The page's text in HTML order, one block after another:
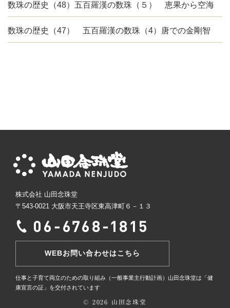
数珠の歴史（48）五百羅漢の数珠（５） 恵果から空海
数珠の歴史（47） 五百羅漢の数珠（4）唐での金剛智
株式会社 山田念珠堂
〒543-0021 大阪市天王寺区東高津町６－１３
WEBお問い合わせはこちら
仕事と子育て両立のための取り組み（一般事業主行動計画） 山田念珠堂は「健
康宣言の証」を交付されています
© 2026 山田念珠堂